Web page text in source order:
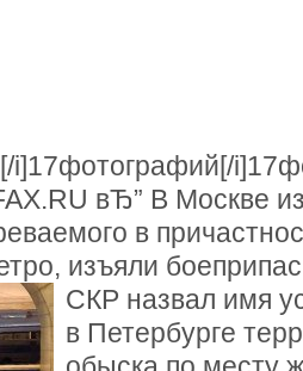
i]17фотографий[/
вЂ” В Москве
в
изъяли
СКР назвал имя
в Петербурге